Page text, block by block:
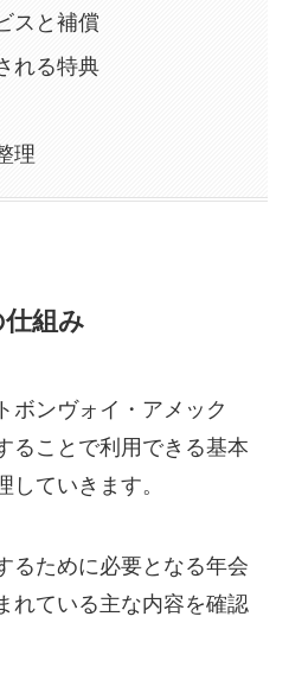
スと補償
れる特典
理
組み
ボンヴォイ・アメック
ることで利用できる基本
していきます。
るために必要となる年会
れている主な内容を確認